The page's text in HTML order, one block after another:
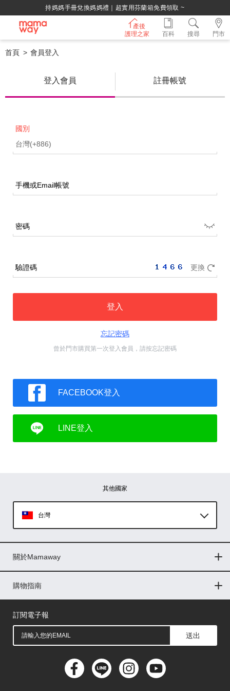
持媽媽手冊兌換媽媽禮｜超實用芬蘭箱免費領取 ~
產後
護理之家
門市
百科 搜尋
首頁 會員登入
登入會員 註冊帳號
國別
手機或Email帳號
密碼
驗證碼 更換
登入
忘記密碼
曾於門市購買第一次登入會員，請按忘記密碼
FACEBOOK登入
LINE登入
其他國家
台灣
印尼
菲律賓
馬來西亞
關於Mamaway
門市據點
最新消息
品牌故事
人力招募
媒體花絮
隱私權聲明
CSR企業社會責任
購物指南
購物常見問題
退換貨問題
儲值金使用條款
購買儲值金
發票問題
會員權益
線上留言
吸乳器-免費體驗
訂閱電子報
送出